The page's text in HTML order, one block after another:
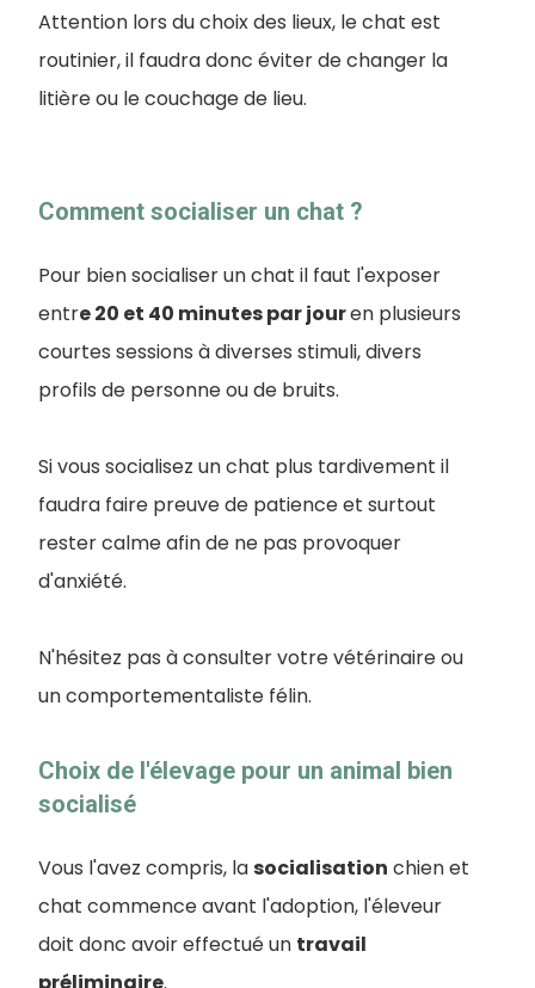
Attention lors du choix des lieux, le chat est
routinier, il faudra donc éviter de changer la
litière ou le couchage de lieu.
Comment socialiser un chat ?
Pour bien socialiser un chat il faut l'exposer
entre 20 et 40 minutes par jouren plusieurs
courtes sessions à diverses stimuli, divers
profils de personne ou de bruits.
Si vous socialisez un chat plus tardivement il
faudra faire preuve de patience et surtout
rester calme afin de ne pas provoquer
d'anxiété.
N'hésitez pas à consulter votre vétérinaire ou
un comportementaliste félin.
Choix de l'élevage pour un animal bien
socialisé
Vous l'avez compris, lasocialisation chien et
chat commence avant l'adoption, l'éleveur
doit donc avoir effectué un travail